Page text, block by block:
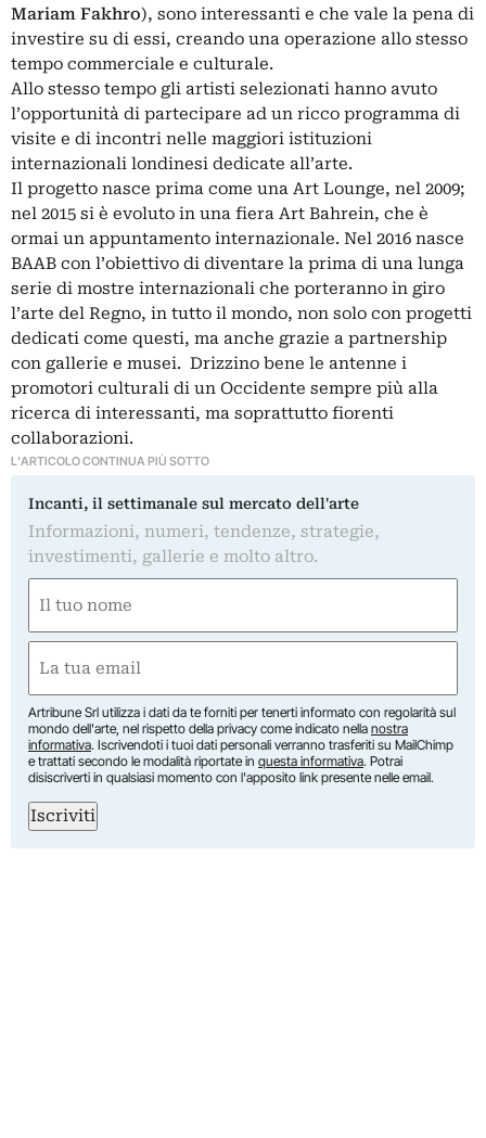
Mariam Fakhro), sono interessanti e che vale la pena di
investire su di essi, creando una operazione allo stesso
tempo commerciale e culturale.
Allo stesso tempo gli artisti selezionati hanno avuto
l’opportunità di partecipare ad un ricco programma di
visite e di incontri nelle maggiori istituzioni
internazionali londinesi dedicate all’arte.
Il progetto nasce prima come una Art Lounge, nel 2009;
nel 2015 si è evoluto in una fiera Art Bahrein, che è
ormai un appuntamento internazionale. Nel 2016 nasce
BAAB con l’obiettivo di diventare la prima di una lunga
serie di mostre internazionali che porteranno in giro
l’arte del Regno, in tutto il mondo, non solo con progetti
dedicati come questi, ma anche grazie a partnership
con gallerie e musei. Drizzino bene le antenne i
promotori culturali di un Occidente sempre più alla
ricerca di interessanti, ma soprattutto fiorenti
collaborazioni.
L'ARTICOLO CONTINUA PIÙ SOTTO
Incanti, il settimanale sul mercato dell'arte
Informazioni, numeri, tendenze, strategie,
investimenti, gallerie e molto altro.
(Obbligatorio)
Nome
(Obbligatorio)
Artribune Srl utilizza i dati da te forniti per tenerti informato con regolarità sul
mondo dell'arte, nel rispetto della privacy come indicato nella nostra
informativa. Iscrivendoti i tuoi dati personali verranno trasferiti su MailChimp
e trattati secondo le modalità riportate in questa informativa. Potrai
disiscriverti in qualsiasi momento con l'apposito link presente nelle email.
Iscriviti